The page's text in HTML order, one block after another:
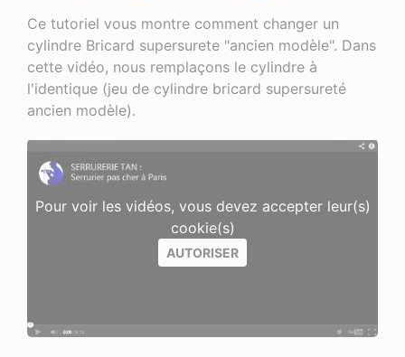
Ce tutoriel vous montre comment changer un
cylindre Bricard supersurete "ancien modèle". Dans
cette vidéo, nous remplaçons le cylindre à
l'identique (jeu de cylindre bricard supersureté
ancien modèle).
Pour voir les vidéos, vous devez accepter leur(s)
cookie(s)
AUTORISER